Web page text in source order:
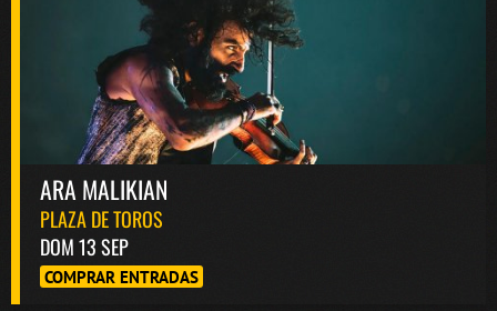
ARA MALIKIAN
PLAZA DE TOROS
DOM 13 SEP
COMPRAR ENTRADAS